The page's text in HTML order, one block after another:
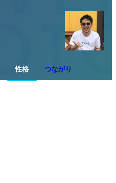
性格 つながり